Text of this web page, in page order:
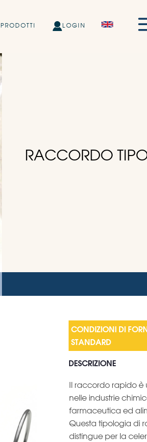
PRODOTTI LOGIN
RACCORDO
DESCRIZIONE
Il raccordo rapido è
nelle industrie
farmaceutica ed
Questa tipologia di
distingue per la